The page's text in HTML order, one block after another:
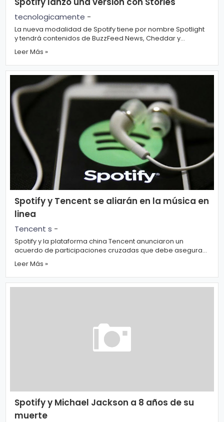
tecnologicamente -
La nueva modalidad de Spotify tiene por nombre Spotlight
y tendrá contenidos de BuzzFeed News, Cheddar y
Crooked Media, en...
Leer Más »
Spotify y Tencent se aliarán en la música en
linea
Tencent s -
Spotify y la plataforma china Tencent anunciaron un
acuerdo de participaciones cruzadas que debe asegurar
el liderazgo de la plataforma ...
Leer Más »
Spotify y Michael Jackson a 8 años de su
muerte